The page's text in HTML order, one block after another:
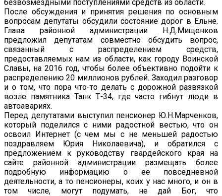
безвозмездными поступлениями средств из области.
После обсуждения и принятия решения по основным
вопросам депутаты обсудили состояние дорог в Ельне.
Глава районной администрации Н.Д.Мищенков
предложил депутатам совместно обсудить вопрос,
связанный с распределением средств,
предоставляемых нам из области, как городу Воинской
Славы, на 2016 год, чтобы более объективно подойти к
распределению 20 миллионов рублей. Заходил разговор
и о том, что пора что-то делать с дорожной развязкой
возле памятника Танк Т-34, где часто гибнут люди в
автоавариях.
Перед депутатами выступил пенсионер Ю.Н.Марченков,
который поделился с ними радостной вестью, что он
освоил Интернет (с чем мы с не меньшей радостью
поздравляем Юрия Николаевича), и обратился с
предложением к руководству гвардейского края на
сайте районной администрации размещать более
подробную информацию о её повседневной
деятельности, а то пенсионеры, коих у нас много, и он в
том числе, могут подумать, не дай Бог, что